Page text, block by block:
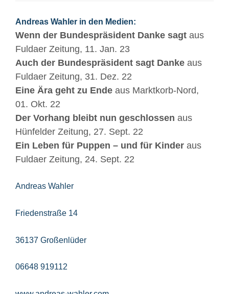
Andreas Wahler in den Medien:
Wenn der Bundespräsident Danke sagt aus
Fuldaer Zeitung, 11. Jan. 23
Auch der Bundespräsident sagt Danke aus
Fuldaer Zeitung, 31. Dez. 22
Eine Ära geht zu Ende aus Marktkorb-Nord,
01. Okt. 22
Der Vorhang bleibt nun geschlossen aus
Hünfelder Zeitung, 27. Sept. 22
Ein Leben für Puppen – und für Kinder aus
Fuldaer Zeitung, 24. Sept. 22
Andreas Wahler
Friedenstraße 14
36137 Großenlüder
06648 919112